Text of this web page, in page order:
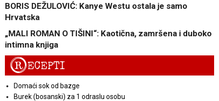
BORIS DEŽULOVIĆ: Kanye Westu ostala je samo
Hrvatska
„MALI ROMAN O TIŠINI“: Kaotična, zamršena i duboko
intimna knjiga
RECEPTI
Domaći sok od bazge
Burek (bosanski) za 1 odraslu osobu